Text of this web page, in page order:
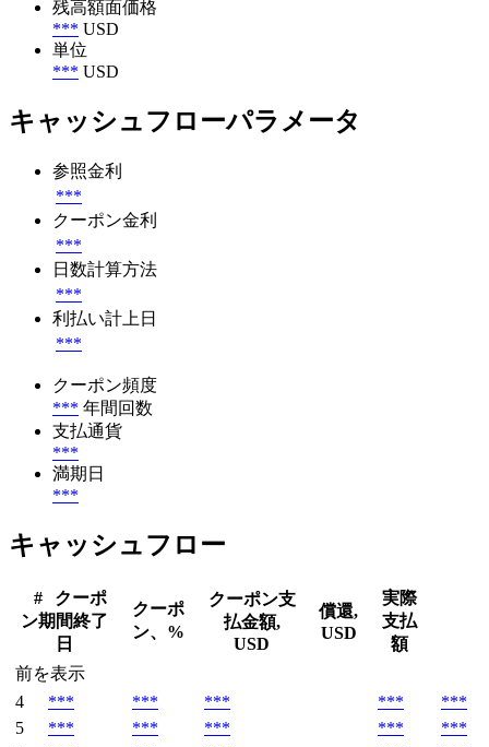
残高額面価格
*** USD
単位
*** USD
キャッシュフローパラメータ
参照金利
***
クーポン金利
***
日数計算方法
***
利払い計上日
***
クーポン頻度
*** 年間回数
支払通貨
***
満期日
***
キャッシュフロー
#
クーポ
ン期間終了
日
クーポ
ン、%
クーポン支
払金額,
USD
償還,
USD
実際
支払
額
前を表示
4
*** *** *** ***
***
5
*** *** *** ***
***